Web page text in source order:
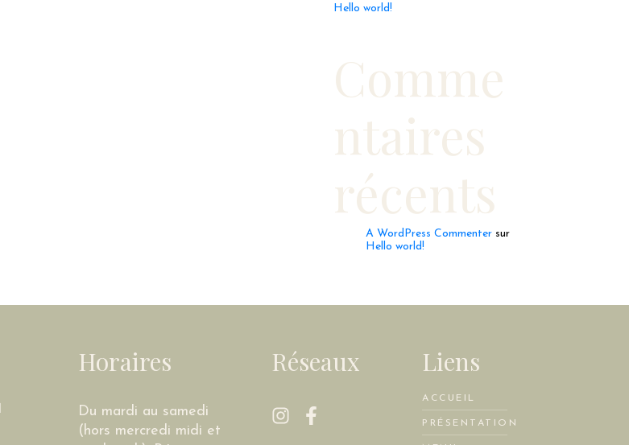
Hello world!
Comme
ntaires
récents
A WordPress Commenter sur
Hello world!
Horaires
Du mardi au samedi
(hors mercredi midi et
Réseaux Liens
ACCUEIL
PRÉSENTATION
Submit